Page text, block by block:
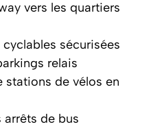
vers les quartiers
sécurisées
relais
stations de vélos en
de bus